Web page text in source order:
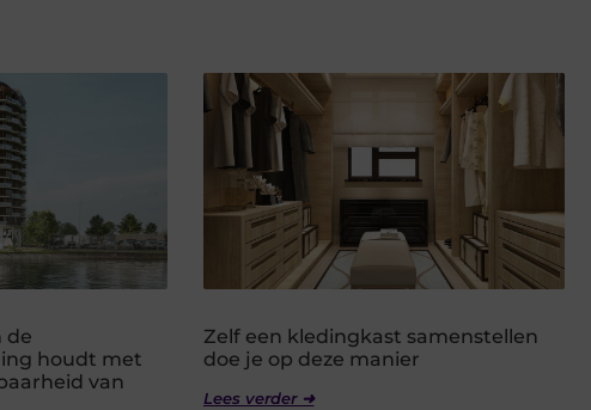
de
houdt met
van
Zelf een kledingkast samenstellen
doe je op deze manier
Lees verder ➜